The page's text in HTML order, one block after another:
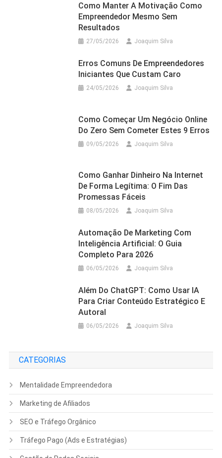
Como Manter A Motivação Como
Empreendedor Mesmo Sem
Resultados
27/05/2026 Joaquim Silva
Erros Comuns De Empreendedores
Iniciantes Que Custam Caro
24/05/2026 Joaquim Silva
Como Começar Um Negócio Online
Do Zero Sem Cometer Estes 9 Erros
09/05/2026 Joaquim Silva
Como Ganhar Dinheiro Na Internet
De Forma Legítima: O Fim Das
Promessas Fáceis
08/05/2026 Joaquim Silva
Automação De Marketing Com
Inteligência Artificial: O Guia
Completo Para 2026
06/05/2026 Joaquim Silva
Além Do ChatGPT: Como Usar IA
Para Criar Conteúdo Estratégico E
Autoral
06/05/2026 Joaquim Silva
CATEGORIAS
Mentalidade Empreendedora
Marketing de Afiliados
SEO e Tráfego Orgânico
Tráfego Pago (Ads e Estratégias)